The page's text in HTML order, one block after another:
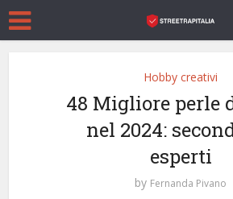
Hobby creativi
48 Migliore perle
nel 2024:
esperti
by Fernanda Pivano